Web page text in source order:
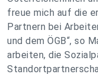
freue mich auf die
Partnern bei
und dem ÖGB“, so
arbeiten, die